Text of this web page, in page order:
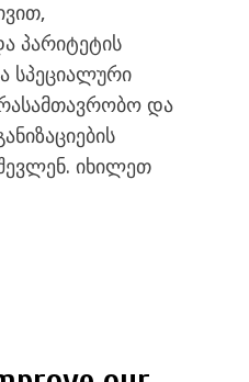
პარიტეტის
სპეციალური
და
იხილეთ